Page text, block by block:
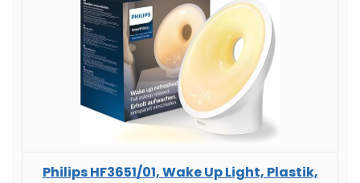
Philips HF3651/01, Wake Up Light, Plastik,